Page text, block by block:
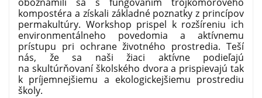
oboznámili sa s fungovaním trojkomorového
kompostéra a získali základné poznatky z princípov
permakultúry. Workshop prispel k rozšíreniu ich
environmentálneho povedomia a aktívnemu
prístupu pri ochrane životného prostredia. Teší
nás, že sa naši žiaci aktívne podieľajú
na skultúrňovaní školského dvora a prispievajú tak
k príjemnejšiemu a ekologickejšiemu prostrediu
školy.